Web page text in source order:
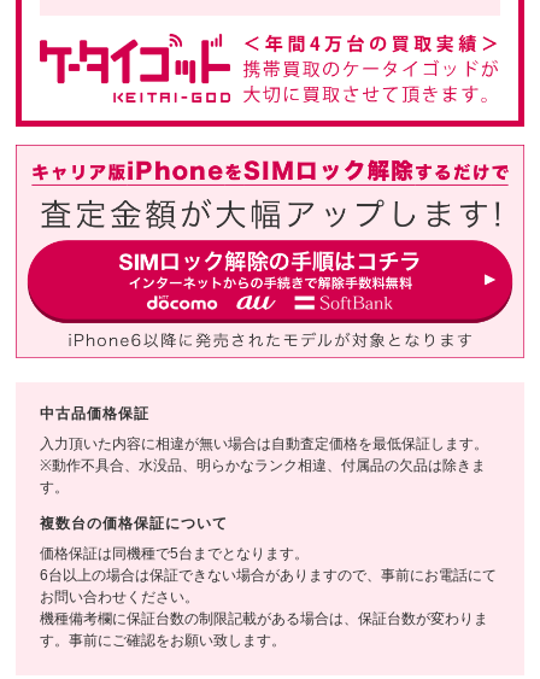
中古品価格保証
入力頂いた内容に相違が無い場合は自動査定価格を最低保証します。
※動作不具合、水没品、明らかなランク相違、付属品の欠品は除きま
す。
複数台の価格保証について
価格保証は同機種で5台までとなります。
6台以上の場合は保証できない場合がありますので、事前にお電話にて
お問い合わせください。
機種備考欄に保証台数の制限記載がある場合は、保証台数が変わりま
す。事前にご確認をお願い致します。